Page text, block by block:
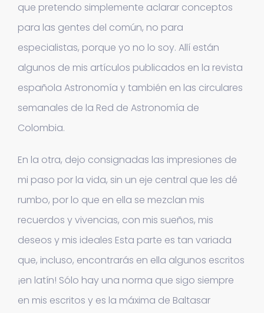
que pretendo simplemente aclarar conceptos
para las gentes del común, no para
especialistas, porque yo no lo soy. Allí están
algunos de mis artículos publicados en la revista
española Astronomía y también en las circulares
semanales de la Red de Astronomía de
Colombia.
En la otra, dejo consignadas las impresiones de
mi paso por la vida, sin un eje central que les dé
rumbo, por lo que en ella se mezclan mis
recuerdos y vivencias, con mis sueños, mis
deseos y mis ideales Esta parte es tan variada
que, incluso, encontrarás en ella algunos escritos
¡en latín! Sólo hay una norma que sigo siempre
en mis escritos y es la máxima de Baltasar